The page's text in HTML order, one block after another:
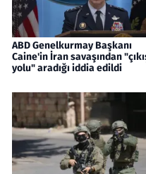
ABD Genelkurmay Başkanı
Caine'in İran savaşından
yolu" aradığı iddia edildi